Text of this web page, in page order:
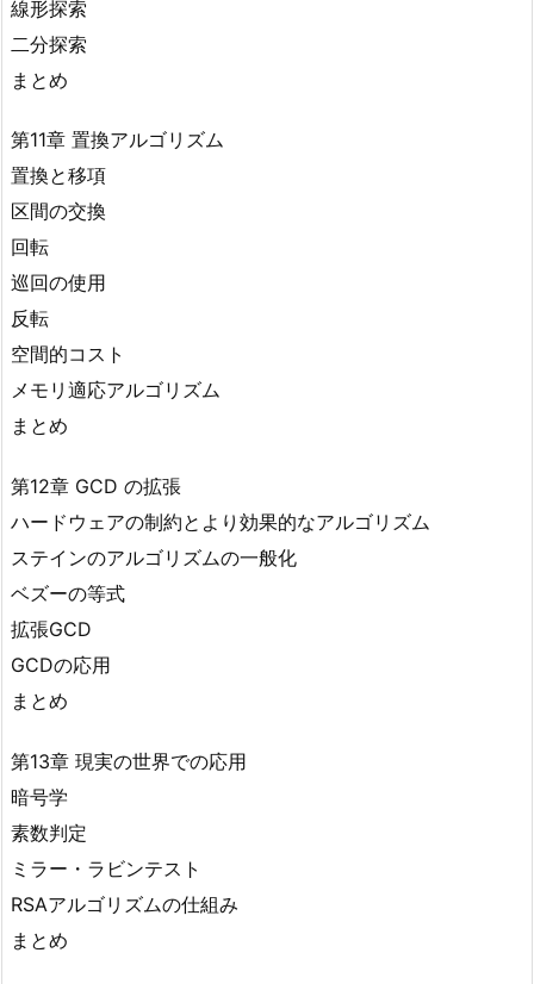
線形探索
二分探索
まとめ
第11章 置換アルゴリズム
置換と移項
区間の交換
回転
巡回の使用
反転
空間的コスト
メモリ適応アルゴリズム
まとめ
第12章 GCD の拡張
ハードウェアの制約とより効果的なアルゴリズム
ステインのアルゴリズムの一般化
ベズーの等式
拡張GCD
GCDの応用
まとめ
第13章 現実の世界での応用
暗号学
素数判定
ミラー・ラビンテスト
RSAアルゴリズムの仕組み
まとめ